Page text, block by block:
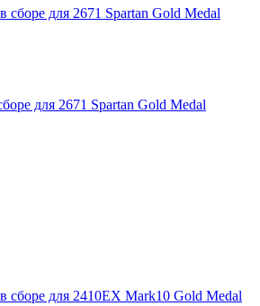
для 2671 Spartan Gold Medal
сборе для 2410EX Mark10 Gold Medal